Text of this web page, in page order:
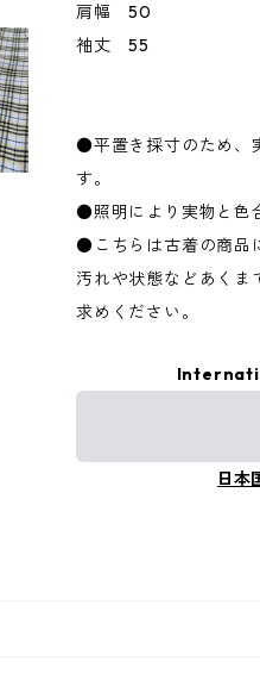
肩幅 50
袖丈 55
●平置き採寸のため、
す。
●照明により実物と色
●こちらは古着の商品
汚れや状態などあくま
求めください。
日本